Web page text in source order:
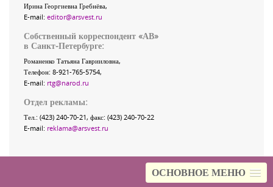
ОСНОВНОЕ МЕНЮ
Ирина Георгиевна Гребнёва,
E-mail: editor@arsvest.ru
Собственный корреспондент «АВ»
в Санкт-Петербурге:
Романенко Татьяна Гаврииловна,
Телефон: 8-921-765-5754,
E-mail: rtg@narod.ru
Отдел рекламы:
Тел.: (423) 240-70-21, факс: (423) 240-70-22
E-mail: reklama@arsvest.ru